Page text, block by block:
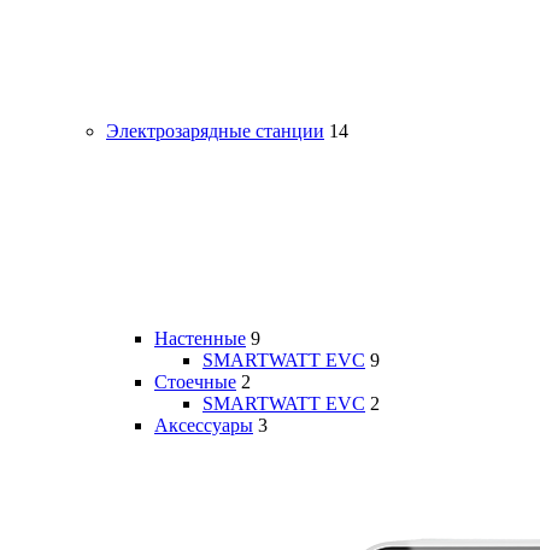
Электрозарядные станции 14
Настенные 9
SMARTWATT EVC 9
Стоечные 2
SMARTWATT EVC 2
Аксессуары 3